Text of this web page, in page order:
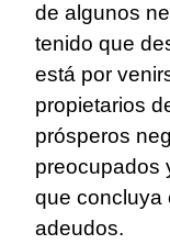
de algunos
tenido que
está por
propietarios
prósperos
preocupados
que concluya
adeudos.